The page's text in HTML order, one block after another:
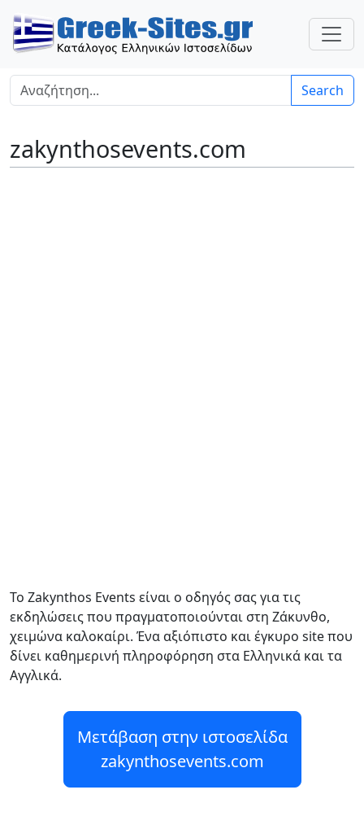
Search
zakynthosevents.com
Το Zakynthos Events είναι ο οδηγός σας για τις
εκδηλώσεις που πραγματοποιούνται στη Ζάκυνθο,
χειμώνα καλοκαίρι. Ένα αξιόπιστο και έγκυρο site που
δίνει καθημερινή πληροφόρηση στα Ελληνικά και τα
Αγγλικά.
Μετάβαση στην ιστοσελίδα
zakynthosevents.com